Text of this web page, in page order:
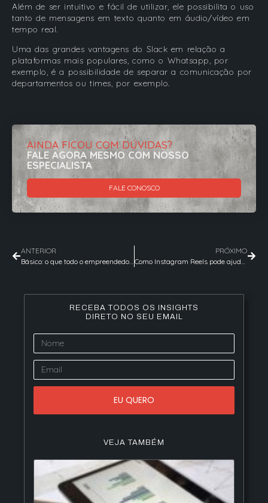
Além de ser intuitivo e fácil de utilizar, ele possibilita o uso
tanto de mensagens em texto quanto em áudio/vídeo em
tempo real.
Uma das grandes vantagens do Slack em relação a
plataformas mais populares, como o Whatsapp, por
exemplo, é a possibilidade de separar a comunicação por
departamentos ou times, por exemplo.
AINDA FICOU COM DÚVIDAS?
FALE AGORA MESMO COM NOSSO
ESPECIALISTA
FALE CONOSCO
ANTERIOR
PRÓXIMO
RECEBA TODOS OS INSIGHTS
DIRETO NO SEU EMAIL
EU QUERO
VEJA TAMBÉM